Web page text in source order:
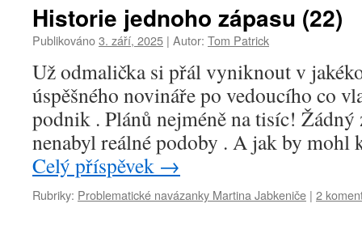
Historie jednoho zápasu (22)
Publikováno3. září, 2025 | Autor: Tom Patrick
Už odmalička si přál vyniknout v
úspěšného novináře po vedoucího co
podnik . Plánů nejméně na tisíc!
nenabyl reálné podoby . A jak by
Celý příspěvek →
Rubriky: Problematické navázanky Martina Jabkeniče | 2